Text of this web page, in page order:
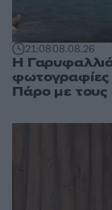
21:0808.08.26
Η
Πάρο με τους